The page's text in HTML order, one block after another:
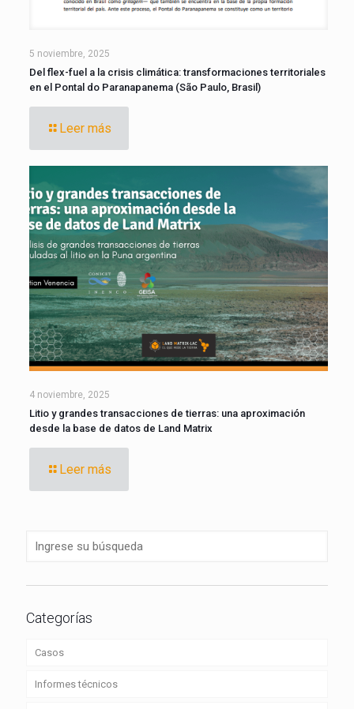
5 noviembre, 2025
Del flex-fuel a la crisis climática: transformaciones territoriales
en el Pontal do Paranapanema (São Paulo, Brasil)
Leer más
4 noviembre, 2025
Litio y grandes transacciones de tierras: una aproximación
desde la base de datos de Land Matrix
Leer más
Categorías
Casos
Informes técnicos